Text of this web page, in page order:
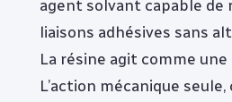
agent solvant capable de
liaisons adhésives sans
La résine agit comme une
L’action mécanique